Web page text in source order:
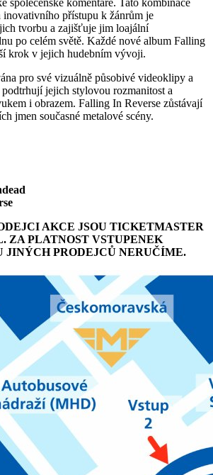
inovativního přístupu k žánrům je
tvorbu a zajišťuje jim loajální
po celém světě. Každé nové album Falling
krok v jejich hudebním vývoji.
pro své vizuálně působivé videoklipy a
jejich stylovou rozmanitost a
i obrazem. Falling In Reverse zůstávají
jmen současné metalové scény.
AKCE JSOU TICKETMASTER
ZA PLATNOST VSTUPENEK
JINÝCH PRODEJCŮ NERUČÍME.